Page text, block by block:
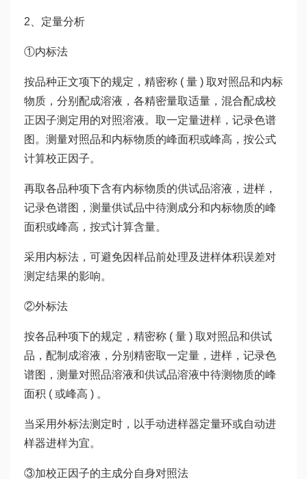
2、定量分析
①内标法
按品种正文项下的规定，精密称 ( 量 ) 取对照品和内标
物质，分别配成溶液，各精密量取适量，混合配成校
正因子测定用的对照溶液。取一定量进样，记录色谱
图。测量对照品和内标物质的峰面积或峰高，按公式
计算校正因子。
再取各品种项下含有内标物质的供试品溶液，进样，
记录色谱图，测量供试品中待测成分和内标物质的峰
面积或峰高，按式计算含量。
采用内标法，可避免因样品前处理及进样体积误差对
测定结果的影响。
②外标法
按各品种项下的规定，精密称 ( 量 ) 取对照品和供试
品，配制成溶液，分别精密取一定量，进样，记录色
谱图，测量对照品溶液和供试品溶液中待测物质的峰
面积 ( 或峰高 ) 。
当采用外标法测定时，以手动进样器定量环或自动进
样器进样为宜。
③加校正因子的主成分自身对照法